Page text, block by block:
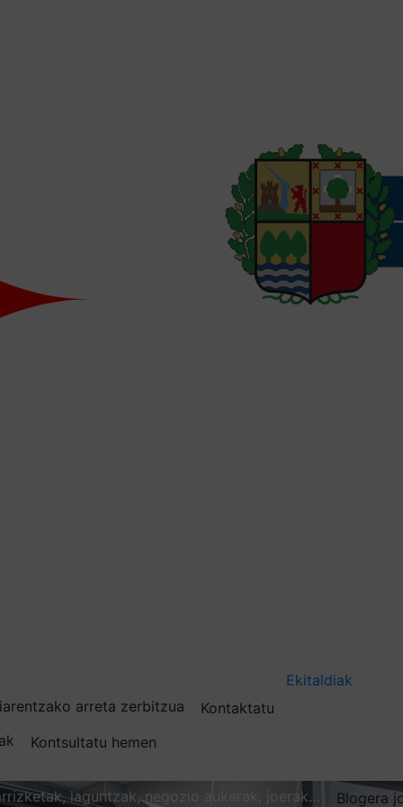
arreta zerbitzua
Kontaktatu
Kontsultatu hemen
Ekitaldiak
laguntzak, negozio aukerak, joerak… Blogera